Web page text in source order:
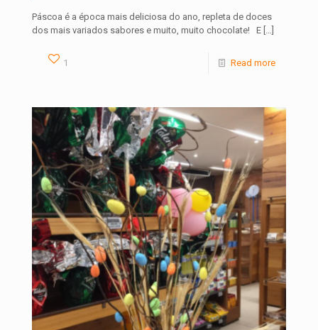
Páscoa é a época mais deliciosa do ano, repleta de doces
dos mais variados sabores e muito, muito chocolate! E […]
1 Read more